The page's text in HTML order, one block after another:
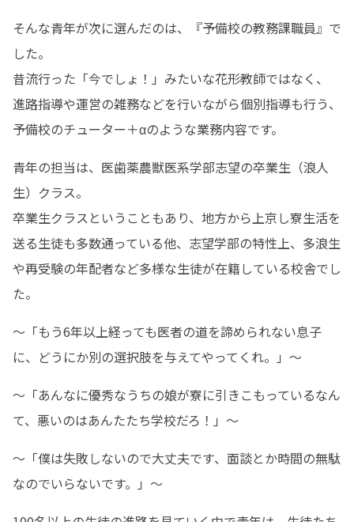
そんな青年が次に選んだのは、『予備校の教務課職員』で
した。
昔流行った「今でしょ！」みたいな花形教師ではなく、
進路指導や運営の雑務などを行いながら個別指導も行う、
予備校のチューター＋αのような業務内容です。
青年の担当は、医歯薬農獣医系学部志望の卒業生（浪人
生）クラス。
卒業生クラスということもあり、地方から上京し寮生活を
送る生徒も多数通っている他、志望学部の特性上、多浪生
や再受験の年配者など多様な生徒が在籍している校舎でし
た。
～「もう6年以上経っても医者の道を諦められない息子
に、どうにか別の選択肢を与えてやってくれ。」～
～「あんなに優秀なうちの娘が寮に引きこもっているなん
て、悪いのはあんたたち学校だろ！」～
～「僕は失敗しないので大丈夫です、面談とか時間の無駄
なのでいらないです。」～